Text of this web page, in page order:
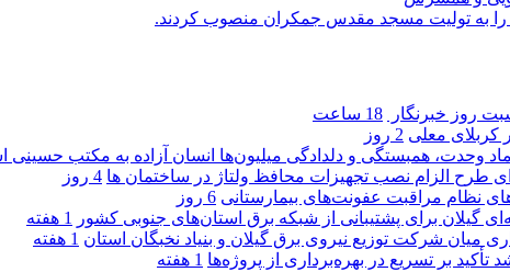
را به تولیت مسجد مقدس جمکران منصوب کردند.
روز خبرنگار
18 ساعت
کربلای معلی 2 روز
نماد وحدت، همبستگی و دلدادگی میلیون‌ها انسان آزاده به مکتب
طرح الزام نصب تجهیزات محافظ ولتاژ در ساختمان ها 4 روز
نظام مراقبت عفونت‌های بیمارستانی 6 روز
گیلان برای پشتیبانی از شبكه برق استان‌های جنوبی كشور
1 هفته
میان شركت توزیع نیروی برق گیلان و بنیاد نخبگان استان 1 هفته
بر تسریع در بهره‌برداری از پروژه‌ها 1 هفته